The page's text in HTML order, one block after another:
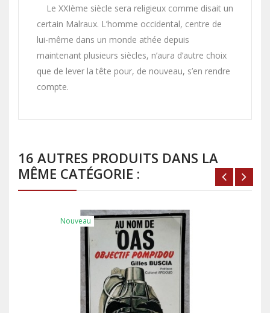
Le XXIème siècle sera religieux comme disait un
certain Malraux. L’homme occidental, centre de
lui-même dans un monde athée depuis
maintenant plusieurs siècles, n’aura d’autre choix
que de lever la tête pour, de nouveau, s’en rendre
compte.
16 AUTRES PRODUITS DANS LA
MÊME CATÉGORIE :
Nouveau